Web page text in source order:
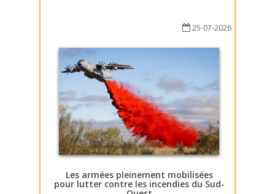
25-07-2026
Les armées pleinement mobilisées
pour lutter contre les incendies du Sud-